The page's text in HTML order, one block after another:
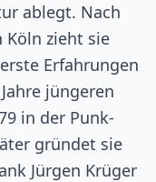
ablegt. Nach
zieht sie
Erfahrungen
jüngeren
in der Punk-
gründet sie
Jürgen Krüger